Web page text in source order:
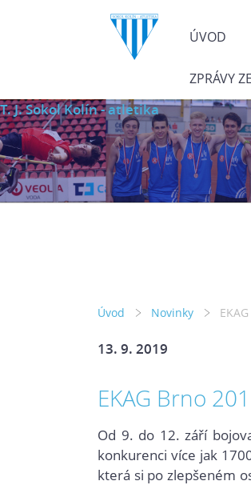
ÚVOD
ZPRÁVY
T. J. Sokol Kolín - atletika
Úvod Novinky
13. 9. 2019
EKAG Brno
Od 9. do 12. září
konkurenci více jak
která si po zlepšeném